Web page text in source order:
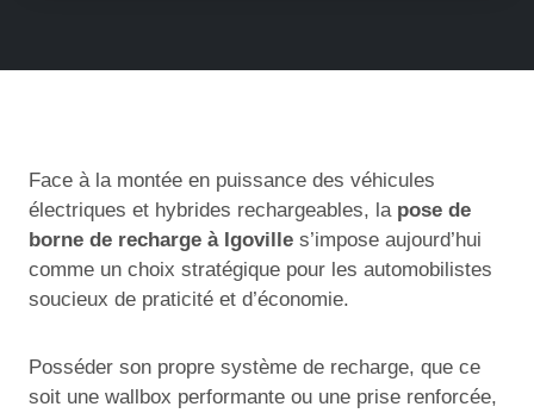
Face à la montée en puissance des véhicules
électriques et hybrides rechargeables, la pose de
borne de recharge à Igoville s’impose aujourd’hui
comme un choix stratégique pour les automobilistes
soucieux de praticité et d’économie.
Posséder son propre système de recharge, que ce
soit une wallbox performante ou une prise renforcée,